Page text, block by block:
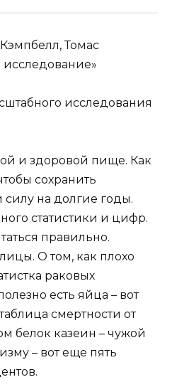
Томас
исследования
и здоровой пище. Как
сохранить
на долгие годы.
статистики и цифр.
правильно.
О том, как плохо
раковых
есть яйца – вот
смертности от
белок казеин – чужой
– вот еще пять